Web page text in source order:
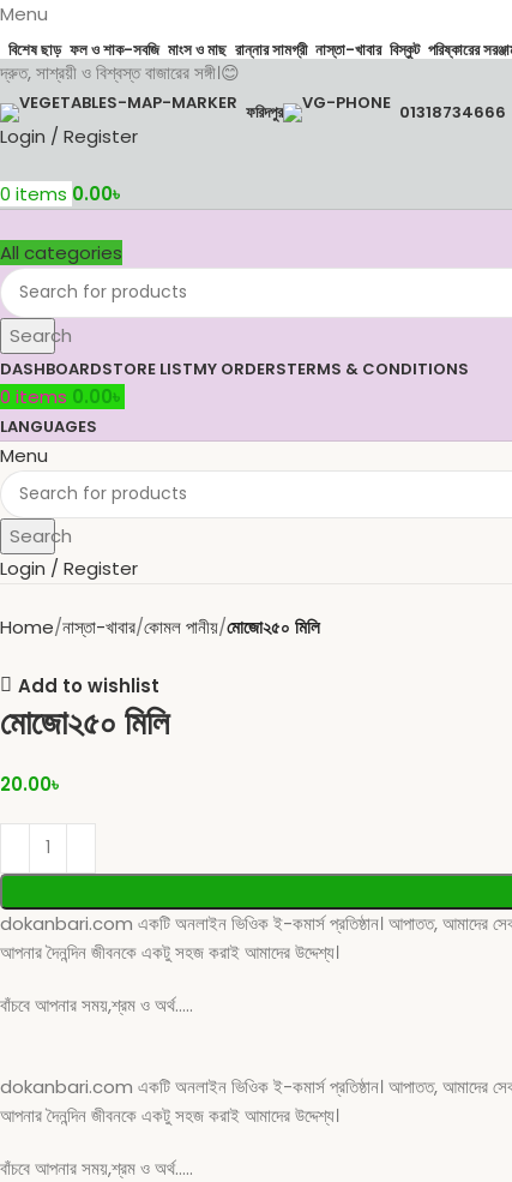
Menu
বিশেষ ছাড় ফল ও শাক-সবজি মাংস ও মাছ রান্নার সামগ্রী নাস্তা-খাবার বিস্কুট পরিষ্কারের
দ্রুত, সাশ্রয়ী ও বিশ্বস্ত বাজারের সঙ্গী।😊
ফরিদপুর 01318734666
Login / Register
0 items 0.00৳
All categories
Search
DASHBOARDSTORE LISTMY ORDERSTERMS & CONDITIONS
0 items 0.00৳
LANGUAGES
Menu
Search
Login / Register
Home নাস্তা-খাবার কোমল পানীয় মোজো২৫০ মিলি
Add to wishlist
মোজো২৫০ মিলি
20.00৳
dokanbari.com একটি অনলাইন ভিওিক ই-কমার্স প্রতিষ্ঠান। আপাতত, আমাদের
আপনার দৈনন্দিন জীবনকে একটু সহজ করাই আমাদের উদ্দেশ্য।
বাঁচবে আপনার সময়,শ্রম ও অর্থ…..
dokanbari.com একটি অনলাইন ভিওিক ই-কমার্স প্রতিষ্ঠান। আপাতত, আমাদের
আপনার দৈনন্দিন জীবনকে একটু সহজ করাই আমাদের উদ্দেশ্য।
বাঁচবে আপনার সময়,শ্রম ও অর্থ…..